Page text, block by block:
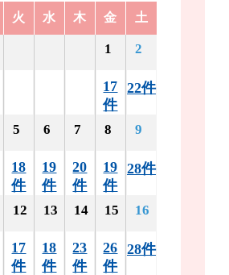
火 水 木 金 土
1
17
件
2
22件
5
18
件
6
19
件
7
20
件
8
19
件
9
28件
12
17
件
13
18
件
14
23
件
15
26
件
16
28件